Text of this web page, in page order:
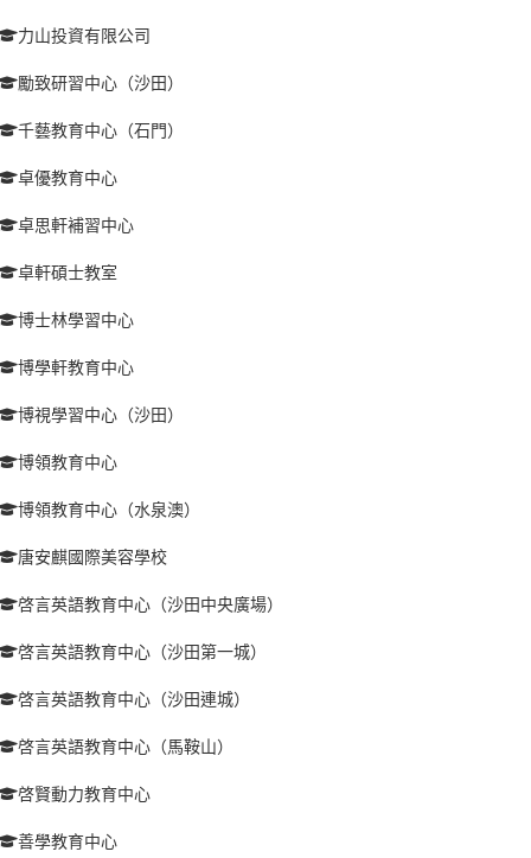
力山投資有限公司
勵致研習中心（沙田）
千藝教育中心（石門）
卓優教育中心
卓思軒補習中心
卓軒碩士教室
博士林學習中心
博學軒教育中心
博視學習中心（沙田）
博領教育中心
博領教育中心（水泉澳）
唐安麒國際美容學校
啓言英語教育中心（沙田中央廣場）
啓言英語教育中心（沙田第一城）
啓言英語教育中心（沙田連城）
啓言英語教育中心（馬鞍山）
啓賢動力教育中心
善學教育中心